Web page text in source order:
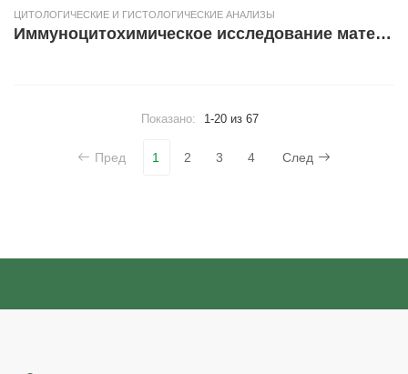
ЦИТОЛОГИЧЕСКИЕ И ГИСТОЛОГИЧЕСКИЕ АНАЛИЗЫ
Иммуноцитохимическое исследование материала (1 маркер) (кроме PTEN)
Показано: 1-20 из 67
Пред 1 2 3 4 След